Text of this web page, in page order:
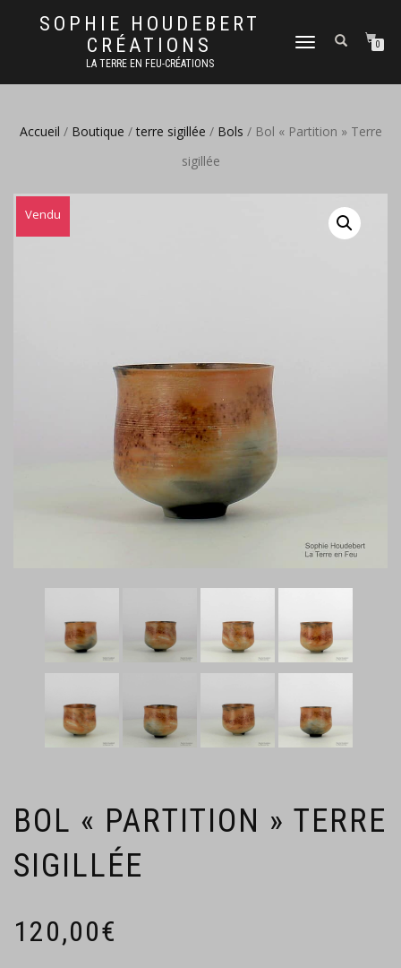
SOPHIE HOUDEBERT
CRÉATIONS
LA TERRE EN FEU-CRÉATIONS
DÉPLIER
0
Accueil / Boutique /terre sigillée / Bols / Bol « Partition » Terre
sigillée
BOL « PARTITION » TERRE
SIGILLÉE
120,00€